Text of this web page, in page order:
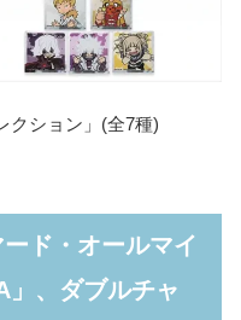
クション」(全7種)
ド・オールマイ
」、ダブルチャ